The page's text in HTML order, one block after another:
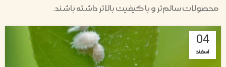
محصولات سالم‌تر و با کیفیت بالاتر داشته باشند.
04
اسفند